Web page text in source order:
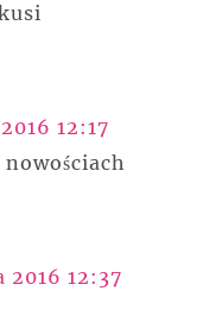
12:17
2016 12:37